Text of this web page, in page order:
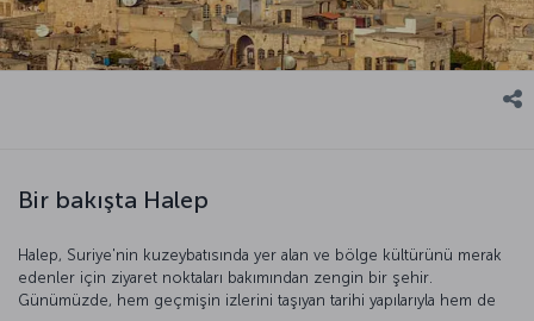
Bir bakışta Halep
Halep, Suriye'nin kuzeybatısında yer alan ve bölge kültürünü merak
edenler için ziyaret noktaları bakımından zengin bir şehir.
Günümüzde, hem geçmişin izlerini taşıyan tarihi yapılarıyla hem de